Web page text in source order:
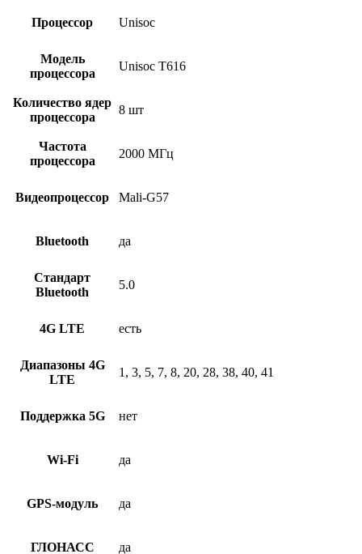
Процессор Unisoc
Модель
процессора
Unisoc T616
Количество ядер
процессора
8 шт
Частота
процессора
2000 МГц
Видеопроцессор Mali-G57
Bluetooth да
Стандарт
Bluetooth
5.0
4G LTE есть
Диапазоны 4G
LTE
1, 3, 5, 7, 8, 20, 28, 38, 40, 41
Поддержка 5G нет
Wi-Fi да
GPS-модуль да
ГЛОНАСС да